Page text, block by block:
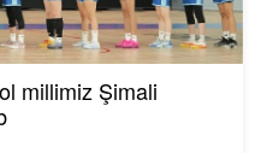
millimiz Şimali